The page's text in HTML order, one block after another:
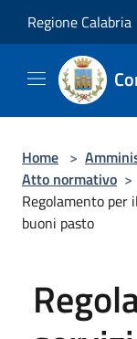
Regione Calabria
Home >
Atto normativo >
Regolamento
buoni pasto